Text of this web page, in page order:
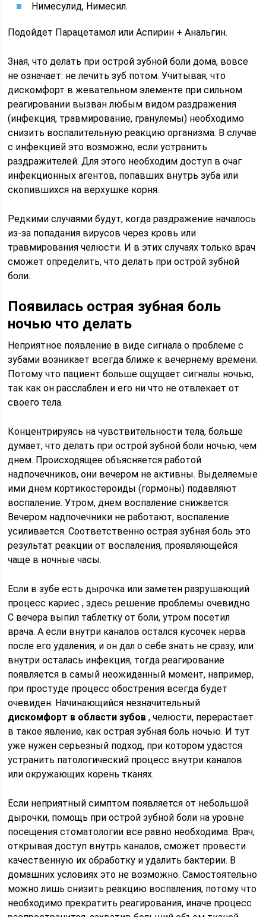
Нимесулид, Нимесил.
Подойдет Парацетамол или Аспирин + Анальгин.
Зная, что делать при острой зубной боли дома, вовсе
не означает: не лечить зуб потом. Учитывая, что
дискомфорт в жевательном элементе при сильном
реагировании вызван любым видом раздражения
(инфекция, травмирование, гранулемы) необходимо
снизить воспалительную реакцию организма. В случае
с инфекцией это возможно, если устранить
раздражителей. Для этого необходим доступ в очаг
инфекционных агентов, попавших внутрь зуба или
скопившихся на верхушке корня.
Редкими случаями будут, когда раздражение началось
из-за попадания вирусов через кровь или
травмирования челюсти. И в этих случаях только врач
сможет определить, что делать при острой зубной
боли.
Появилась острая зубная боль
ночью что делать
Неприятное появление в виде сигнала о проблеме с
зубами возникает всегда ближе к вечернему времени.
Потому что пациент больше ощущает сигналы ночью,
так как он расслаблен и его ни что не отвлекает от
своего тела.
Концентрируясь на чувствительности тела, больше
думает, что делать при острой зубной боли ночью, чем
днем. Происходящее объясняется работой
надпочечников, они вечером не активны. Выделяемые
ими днем кортикостероиды (гормоны) подавляют
воспаление. Утром, днем воспаление снижается.
Вечером надпочечники не работают, воспаление
усиливается. Соответственно острая зубная боль это
результат реакции от воспаления, проявляющейся
чаще в ночные часы.
Если в зубе есть дырочка или заметен разрушающий
процесс кариес , здесь решение проблемы очевидно.
С вечера выпил таблетку от боли, утром посетил
врача. А если внутри каналов остался кусочек нерва
после его удаления, и он дал о себе знать не сразу, или
внутри осталась инфекция, тогда реагирование
появляется в самый неожиданный момент, например,
при простуде процесс обострения всегда будет
очевиден. Начинающийся незначительный
дискомфорт в области зубов , челюсти, перерастает
в такое явление, как острая зубная боль ночью. И тут
уже нужен серьезный подход, при котором удастся
устранить патологический процесс внутри каналов
или окружающих корень тканях.
Если неприятный симптом появляется от небольшой
дырочки, помощь при острой зубной боли на уровне
посещения стоматологии все равно необходима. Врач,
открывая доступ внутрь каналов, сможет провести
качественную их обработку и удалить бактерии. В
домашних условиях это не возможно. Самостоятельно
можно лишь снизить реакцию воспаления, потому что
необходимо прекратить реагирования, иначе процесс